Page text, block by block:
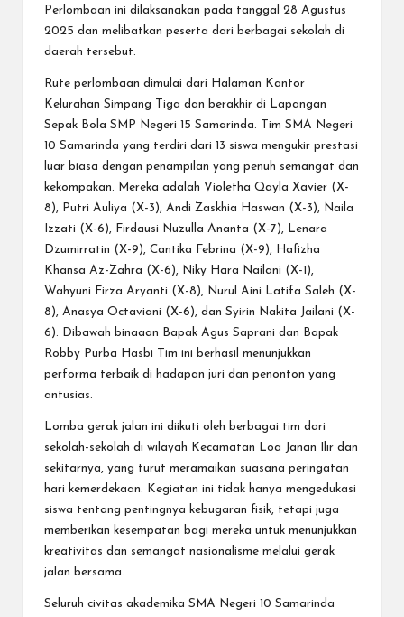
Perlombaan ini dilaksanakan pada tanggal 28 Agustus
2025 dan melibatkan peserta dari berbagai sekolah di
daerah tersebut.
Rute perlombaan dimulai dari Halaman Kantor
Kelurahan Simpang Tiga dan berakhir di Lapangan
Sepak Bola SMP Negeri 15 Samarinda. Tim SMA Negeri
10 Samarinda yang terdiri dari 13 siswa mengukir prestasi
luar biasa dengan penampilan yang penuh semangat dan
kekompakan. Mereka adalah Violetha Qayla Xavier (X-
8), Putri Auliya (X-3), Andi Zaskhia Haswan (X-3), Naila
Izzati (X-6), Firdausi Nuzulla Ananta (X-7), Lenara
Dzumirratin (X-9), Cantika Febrina (X-9), Hafizha
Khansa Az-Zahra (X-6), Niky Hara Nailani (X-1),
Wahyuni Firza Aryanti (X-8), Nurul Aini Latifa Saleh (X-
8), Anasya Octaviani (X-6), dan Syirin Nakita Jailani (X-
6). Dibawah binaaan Bapak Agus Saprani dan Bapak
Robby Purba Hasbi Tim ini berhasil menunjukkan
performa terbaik di hadapan juri dan penonton yang
antusias.
Lomba gerak jalan ini diikuti oleh berbagai tim dari
sekolah-sekolah di wilayah Kecamatan Loa Janan Ilir dan
sekitarnya, yang turut meramaikan suasana peringatan
hari kemerdekaan. Kegiatan ini tidak hanya mengedukasi
siswa tentang pentingnya kebugaran fisik, tetapi juga
memberikan kesempatan bagi mereka untuk menunjukkan
kreativitas dan semangat nasionalisme melalui gerak
jalan bersama.
Seluruh civitas akademika SMA Negeri 10 Samarinda